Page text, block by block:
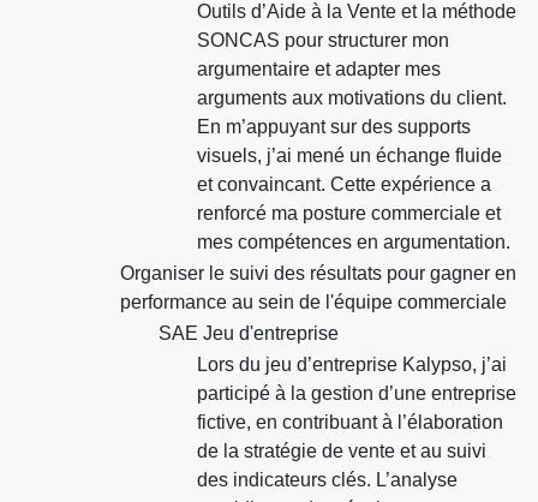
Outils d’Aide à la Vente et la méthode
SONCAS pour structurer mon
argumentaire et adapter mes
arguments aux motivations du client.
En m’appuyant sur des supports
visuels, j’ai mené un échange fluide
et convaincant. Cette expérience a
renforcé ma posture commerciale et
mes compétences en argumentation.
Organiser le suivi des résultats pour gagner en
performance au sein de l'équipe commerciale
SAE Jeu d'entreprise
Lors du jeu d’entreprise Kalypso, j’ai
participé à la gestion d’une entreprise
fictive, en contribuant à l’élaboration
de la stratégie de vente et au suivi
des indicateurs clés. L’analyse